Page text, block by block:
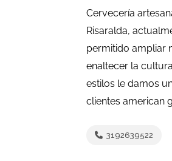
Cervecería
Risaralda,
permitido ampliar
enaltecer la
estilos le damos
clientes american
3192639522